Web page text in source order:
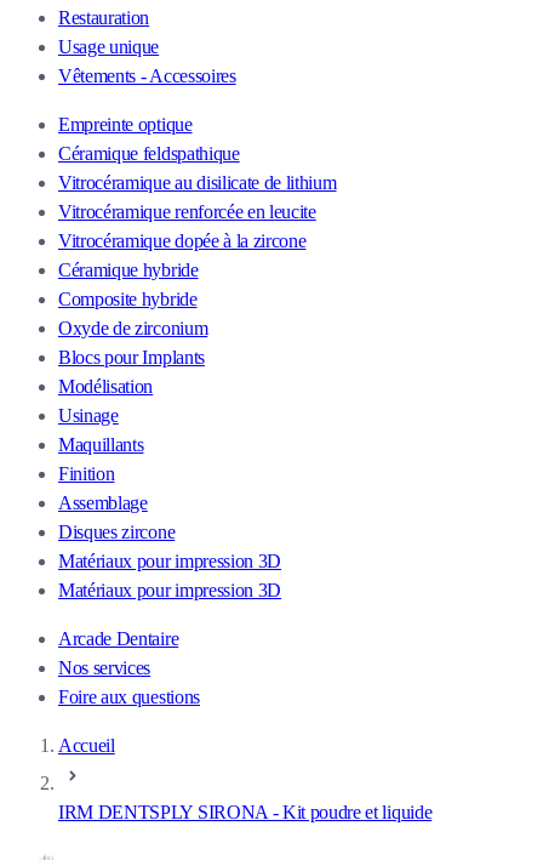
Restauration
Usage unique
Vêtements - Accessoires
Empreinte optique
Céramique feldspathique
Vitrocéramique au disilicate de lithium
Vitrocéramique renforcée en leucite
Vitrocéramique dopée à la zircone
Céramique hybride
Composite hybride
Oxyde de zirconium
Blocs pour Implants
Modélisation
Usinage
Maquillants
Finition
Assemblage
Disques zircone
Matériaux pour impression 3D
Matériaux pour impression 3D
Arcade Dentaire
Nos services
Foire aux questions
Accueil
IRM DENTSPLY SIRONA - Kit poudre et liquide